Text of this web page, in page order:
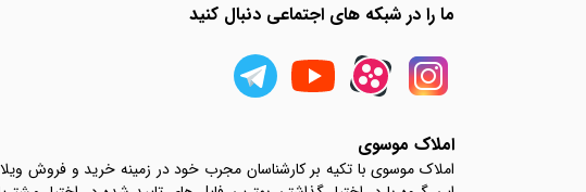
ما را در شبکه های اجتماعی دنبال کنید
املاک موسوی
املاک موسوی با تکیه بر کارشناسان مجرب خود در زمینه خرید و فروش